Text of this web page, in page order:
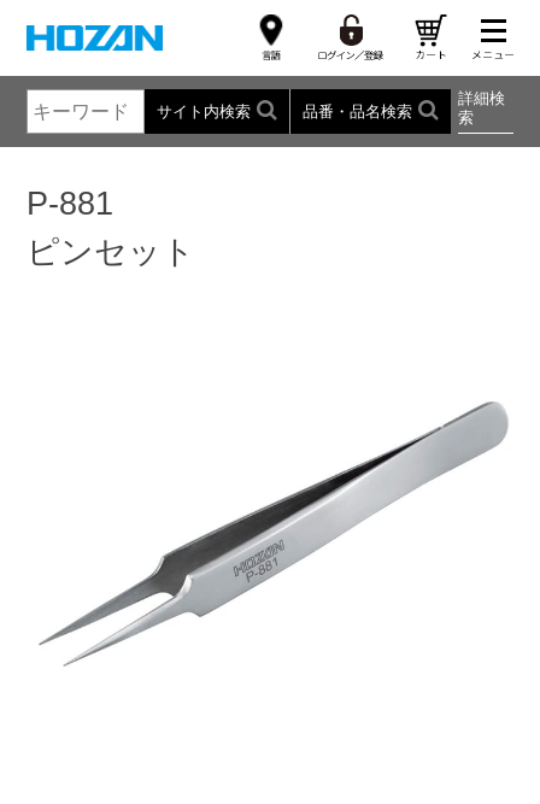
サイト内検索 品番・品名検索
詳細検
索
P-881
ピンセット